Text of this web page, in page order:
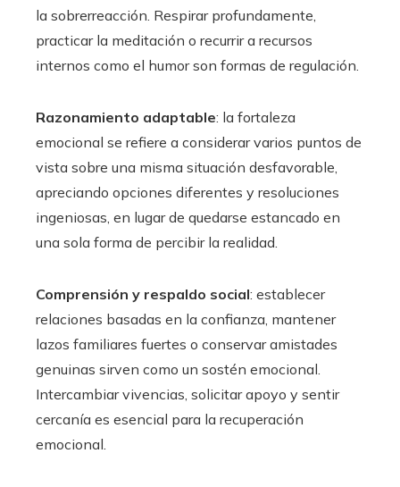
la sobrerreacción. Respirar profundamente,
practicar la meditación o recurrir a recursos
internos como el humor son formas de regulación.
Razonamiento adaptable: la fortaleza
emocional se refiere a considerar varios puntos de
vista sobre una misma situación desfavorable,
apreciando opciones diferentes y resoluciones
ingeniosas, en lugar de quedarse estancado en
una sola forma de percibir la realidad.
Comprensión y respaldo social: establecer
relaciones basadas en la confianza, mantener
lazos familiares fuertes o conservar amistades
genuinas sirven como un sostén emocional.
Intercambiar vivencias, solicitar apoyo y sentir
cercanía es esencial para la recuperación
emocional.